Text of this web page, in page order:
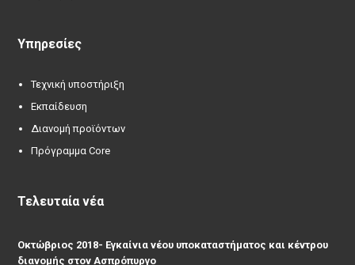
Υπηρεσίες
Τεχνική υποστήριξη
Εκπαίδευση
Διανομή προϊόντων
Πρόγραμμα Core
Τελευταία νέα
Οκτώβριος 2018- Εγκαίνια νέου υποκαταστήματος και κέντρου
διανομής στον Ασπρόπυργο